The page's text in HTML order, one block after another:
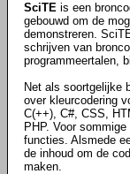
SciTE is een
gebouwd om de
demonstreren.
schrijven van
programmeertalen,
Net als soortgelijke
over kleurcodering
C(++), C#, CSS,
PHP. Voor
functies. Alsmede
de inhoud om de
maken.